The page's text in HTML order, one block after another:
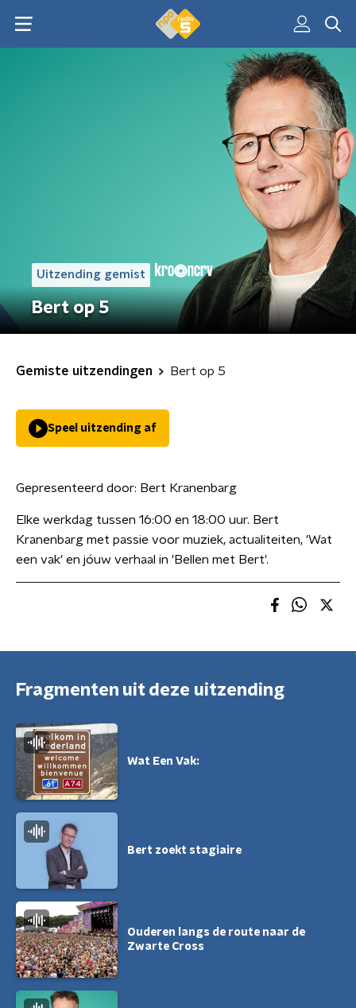
Uitzending gemist
Bert op 5
Gemiste uitzendingen Bert op 5
Speel uitzending af
Gepresenteerd door: Bert Kranenbarg
Elke werkdag tussen 16:00 en 18:00 uur. Bert
Kranenbarg met passie voor muziek, actualiteiten, 'Wat
een vak' en jóuw verhaal in 'Bellen met Bert'.
Fragmenten uit deze uitzending
Wat Een Vak:
Bert zoekt stagiaire
Ouderen langs de route naar de
Zwarte Cross